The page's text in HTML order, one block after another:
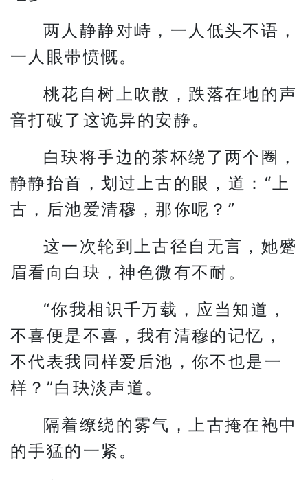
两人静静对峙，一人低头不语，
一人眼带愤慨。
桃花自树上吹散，跌落在地的声
音打破了这诡异的安静。
白玦将手边的茶杯绕了两个圈，
静静抬首，划过上古的眼，道：“上
古，后池爱清穆，那你呢？”
这一次轮到上古径自无言，她蹙
眉看向白玦，神色微有不耐。
“你我相识千万载，应当知道，
不喜便是不喜，我有清穆的记忆，
不代表我同样爱后池，你不也是一
样？”白玦淡声道。
隔着缭绕的雾气，上古掩在袍中
的手猛的一紧。